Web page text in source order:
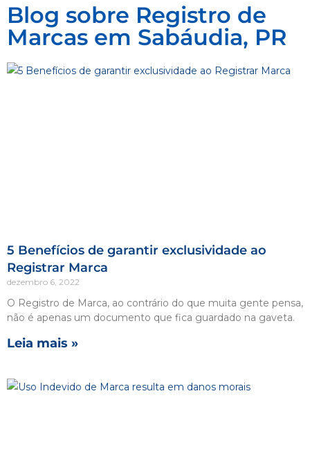
Blog sobre Registro de
Marcas em Sabáudia, PR
5 Benefícios de garantir exclusividade ao
Registrar Marca
dezembro 6, 2022
O Registro de Marca, ao contrário do que muita gente pensa,
não é apenas um documento que fica guardado na gaveta.
Leia mais »